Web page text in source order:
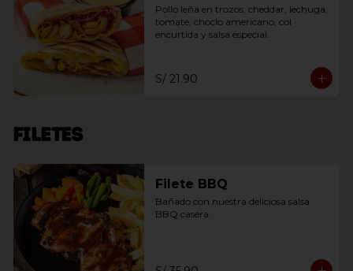
Pollo leña en trozos, cheddar, lechuga,
tomate, choclo americano, col
encurtida y salsa especial.
S/ 21.90
Filetes
Filete BBQ
Bañado con nuestra deliciosa salsa
BBQ casera.